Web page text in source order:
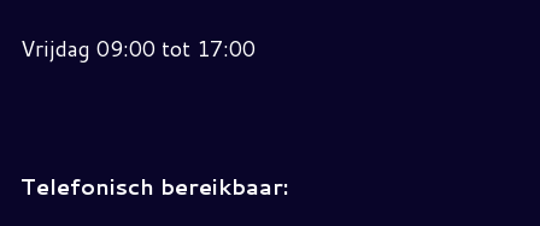
Vrijdag 09:00 tot 17:00
Telefonisch bereikbaar: